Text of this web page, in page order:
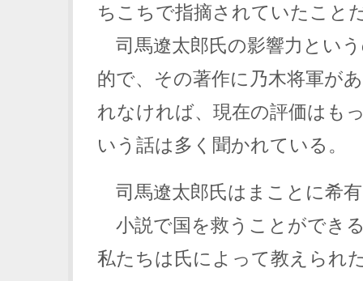
ちこちで指摘されていたこと
司馬遼太郎氏の影響力とい
的で、その著作に乃木将軍が
れなければ、現在の評価はも
いう話は多く聞かれている。
司馬遼太郎氏はまことに希
小説で国を救うことができ
私たちは氏によって教えられ